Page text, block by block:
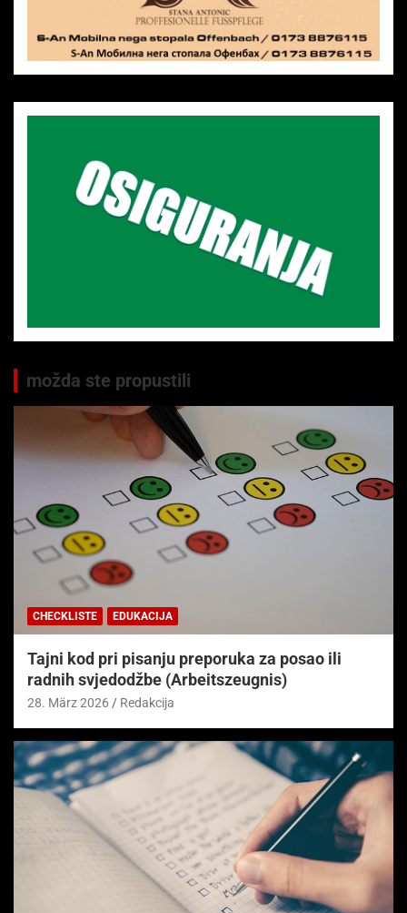
možda ste propustili
CHECKLISTE EDUKACIJA
Tajni kod pri pisanju preporuka za posao ili
radnih svjedodžbe (Arbeitszeugnis)
28. März 2026 Redakcija